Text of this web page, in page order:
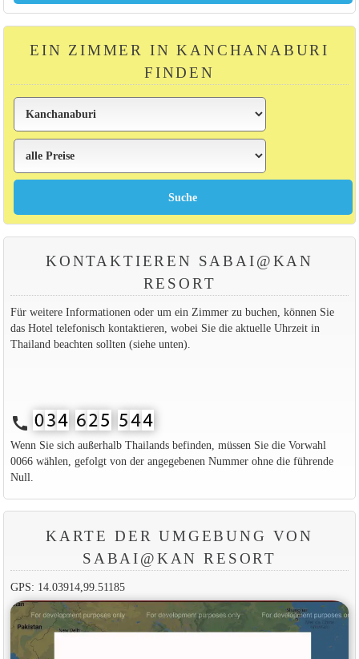
EIN ZIMMER IN KANCHANABURI
FINDEN
KONTAKTIEREN SABAI@KAN
RESORT
Für weitere Informationen oder um ein Zimmer zu buchen, können Sie
das Hotel telefonisch kontaktieren, wobei Sie die aktuelle Uhrzeit in
Thailand beachten sollten (siehe unten).
call
Wenn Sie sich außerhalb Thailands befinden, müssen Sie die Vorwahl
0066 wählen, gefolgt von der angegebenen Nummer ohne die führende
Null.
KARTE DER UMGEBUNG VON
SABAI@KAN RESORT
GPS: 14.03914,99.51185